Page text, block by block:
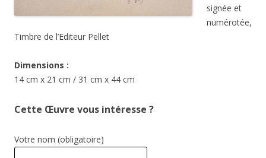
signée et
numérotée,
Timbre de l’Editeur Pellet
Dimensions :
14 cm x 21 cm / 31 cm x 44 cm
Cette Œuvre vous intéresse ?
Votre nom (obligatoire)